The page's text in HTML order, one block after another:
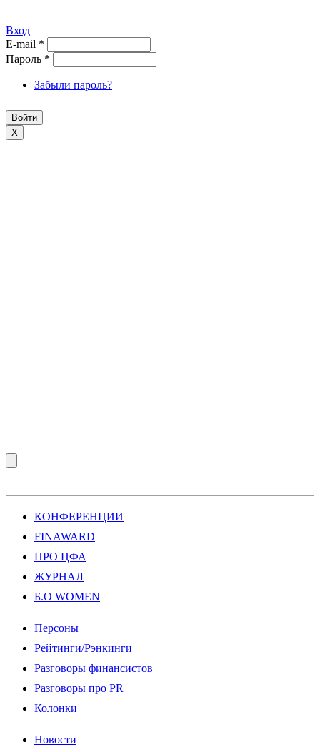
Вход
E-mail *
Пароль *
Забыли пароль?
X
КОНФЕРЕНЦИИ
FINAWARD
ПРО ЦФА
ЖУРНАЛ
Б.О WOMEN
Персоны
Рейтинги/Рэнкинги
Разговоры финансистов
Разговоры про PR
Колонки
Новости